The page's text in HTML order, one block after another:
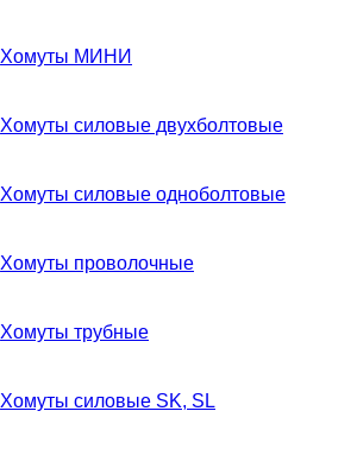
Хомуты МИНИ
Хомуты силовые двухболтовые
Хомуты силовые одноболтовые
Хомуты проволочные
Хомуты трубные
Хомуты силовые SK, SL